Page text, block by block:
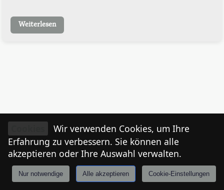
Weiterlesen
Anmelden Tiroler
Wir verwenden Cookies, um Ihre
Erfahrung zu verbessern. Sie können alle
akzeptieren oder Ihre Auswahl verwalten.
Nur notwendige Alle akzeptieren Cookie-Einstellungen